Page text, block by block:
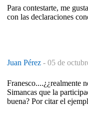
Para contestarte, me
con las declaraciones
Juan Pérez - 05 de
Franesco....¿¿realmente
Simancas que la
buena? Por citar el